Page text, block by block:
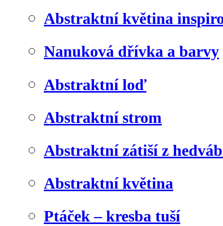
Abstraktní květina
Nanuková dřívka a barvy
Abstraktní loď
Abstraktní strom
Abstraktní zátiší z
Abstraktní květina
Ptáček – kresba tuší